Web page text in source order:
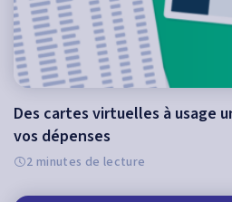
Des cartes virtuelles à usage
vos dépenses
2 minutes de lecture